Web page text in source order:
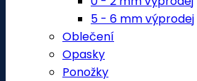
5 - 6 mm výprodej
Oblečení
Opasky
Ponožky